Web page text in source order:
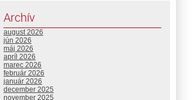
Archív
august 2026
jún 2026
máj 2026
apríl 2026
marec 2026
február 2026
január 2026
december 2025
november 2025